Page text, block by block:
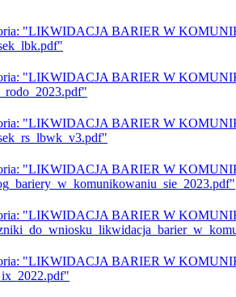
"LIKWIDACJA BARIER W
"LIKWIDACJA BARIER W
"LIKWIDACJA BARIER W
"LIKWIDACJA BARIER W
"LIKWIDACJA BARIER W
"LIKWIDACJA BARIER W